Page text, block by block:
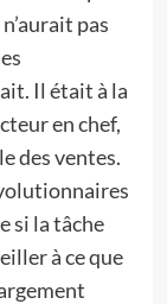
pas
Il était à la
en chef,
des ventes.
si la tâche
à ce que